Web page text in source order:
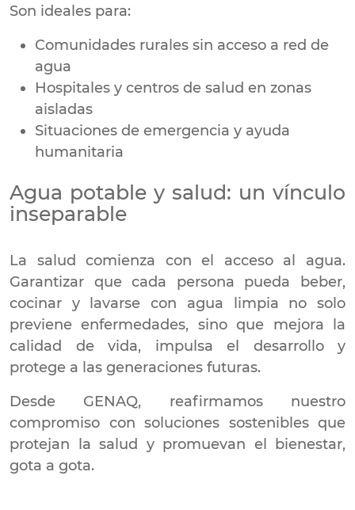
Son ideales para:
Comunidades rurales sin acceso a red de
agua
Hospitales y centros de salud en zonas
aisladas
Situaciones de emergencia y ayuda
humanitaria
Agua potable y salud: un vínculo
inseparable
La salud comienza con el acceso al agua.
Garantizar que cada persona pueda beber,
cocinar y lavarse con agua limpia no solo
previene enfermedades, sino que mejora la
calidad de vida, impulsa el desarrollo y
protege a las generaciones futuras.
Desde GENAQ, reafirmamos nuestro
compromiso con soluciones sostenibles que
protejan la salud y promuevan el bienestar,
gota a gota.